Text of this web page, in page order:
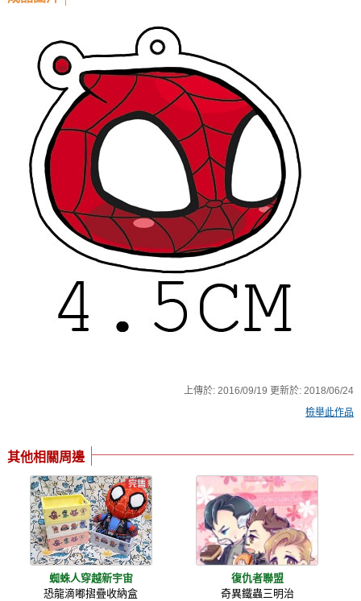
上傳於:2016/09/19 更新於:2018/06/24
檢舉此作品
其他相關周邊
蜘蛛人穿越新宇宙
恐龍滴嘟摺疊收納盒
復仇者聯盟
奇異鐵蟲三明治